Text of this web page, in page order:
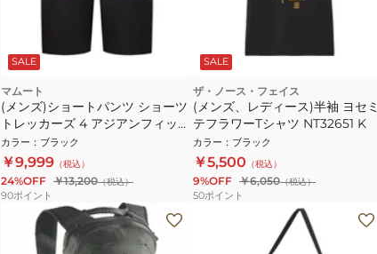
SALE
マムート
(メンズ)ショートパンツ ショーツ
トレッカーズ 4 アジアンフィット
1023-00474-0001
カラー ： ブラック
￥9,999 （税込）
24%OFF ￥13,200（税込）
90ポイント
SALE
ザ・ノース・フェイス
(メンズ、レディース)半袖 ヨセミ
テフラワーTシャツ NT32651 K
カラー ： ブラック
￥5,500 （税込）
9%OFF ￥6,050（税込）
50ポイント